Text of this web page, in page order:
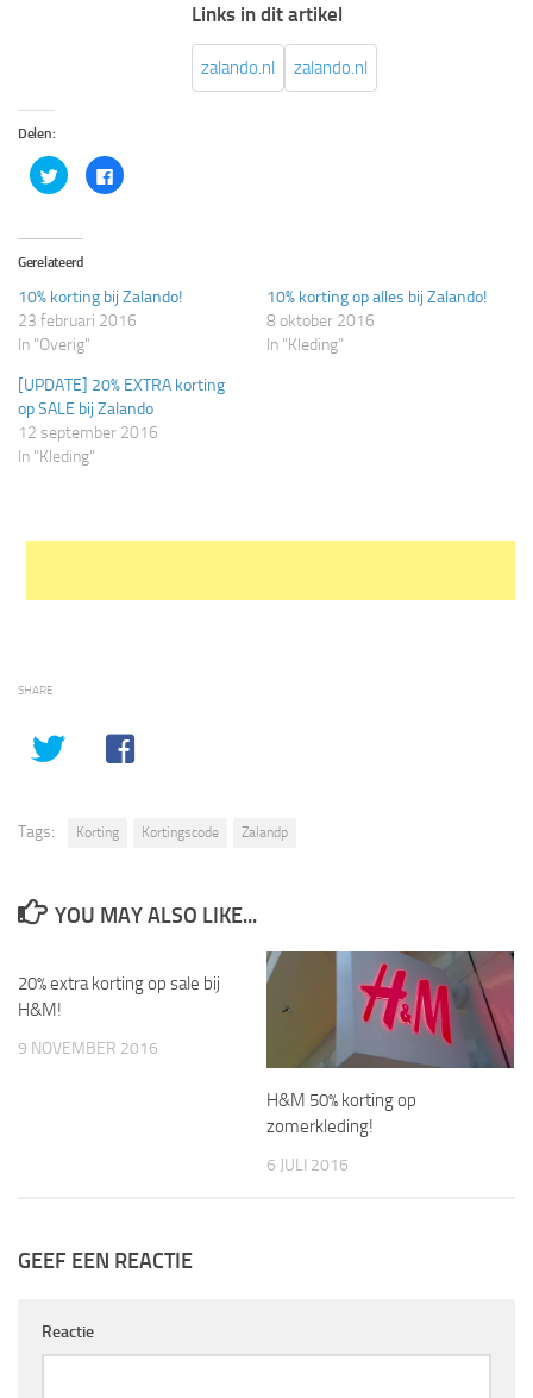
Links in dit artikel
zalando.nl zalando.nl
Delen:
Klik
om
Twitter
(Wordt
in
nieuw
venster
geopend)
Klik
om
nieuw
venster
geopend)
Gerelateerd
10% korting bij Zalando!
23 februari 2016
In "Overig"
10% korting op alles bij Zalando!
8 oktober 2016
In "Kleding"
[UPDATE] 20% EXTRA korting
op SALE bij Zalando
12 september 2016
In "Kleding"
SHARE
Tags: Korting Kortingscode Zalandp
YOU MAY ALSO LIKE...
20% extra korting op sale bij
H&M!
9 NOVEMBER 2016
H&M 50% korting op
zomerkleding!
6 JULI 2016
GEEF EEN REACTIE
Reactie